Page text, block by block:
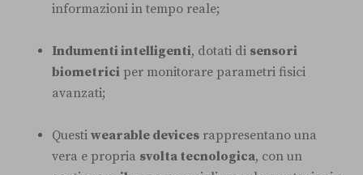
informazioni in tempo reale;
Indumenti intelligenti, dotati di sensori
biometrici per monitorare parametri fisici
avanzati;
Questi wearable devices rappresentano una
vera e propria svolta tecnologica, con un